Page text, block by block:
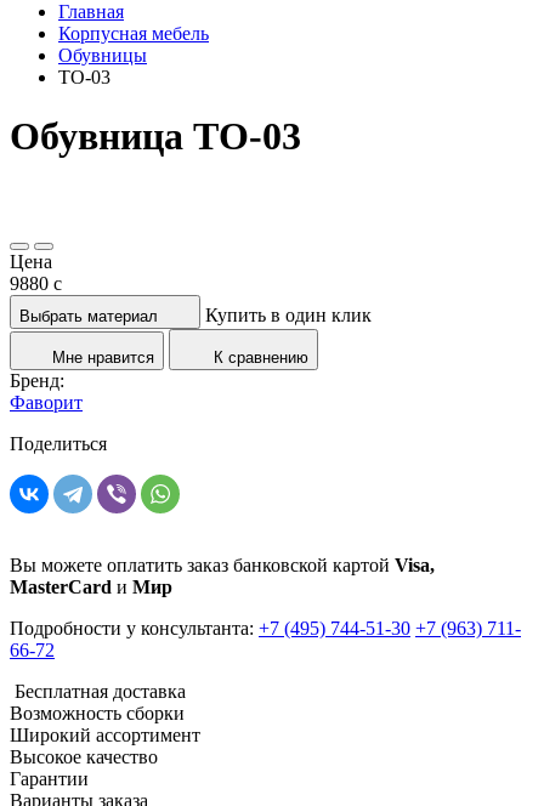
Главная
Корпусная мебель
Обувницы
ТО-03
Обувница ТО-03
Цена
9880 c
Выбрать материал Купить в один клик
Мне нравится К сравнению
Бренд:
Фаворит
Поделиться
Вы можете оплатить заказ банковской картой Visa,
MasterCard и Мир
Подробности у консультанта: +7 (495) 744-51-30 +7 (963) 711-
66-72
Бесплатная доставка
Возможность сборки
Широкий ассортимент
Высокое качество
Гарантии
Варианты заказа